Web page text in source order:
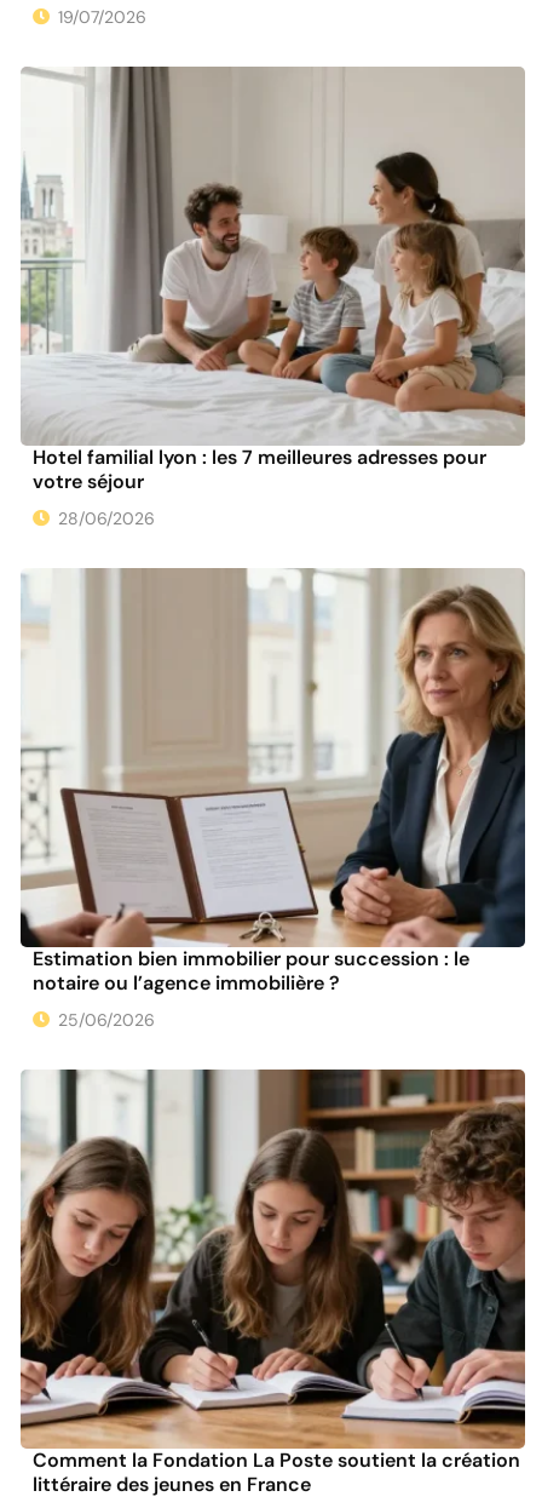
19/07/2026
Hotel familial lyon : les 7 meilleures adresses pour
votre séjour
28/06/2026
Estimation bien immobilier pour succession : le
notaire ou l’agence immobilière ?
25/06/2026
Comment la Fondation La Poste soutient la création
littéraire des jeunes en France